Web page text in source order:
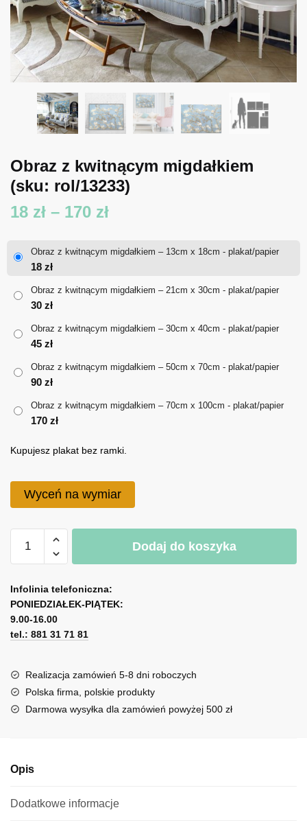
Obraz z kwitnącym migdałkiem
(sku: rol/13233)
18 zł – 170 złZakres
od
18 zł
Obraz z kwitnącym migdałkiem – 13cm x 18cm - plakat/papier
18 zł
Obraz z kwitnącym migdałkiem – 21cm x 30cm - plakat/papier
30 zł
Obraz z kwitnącym migdałkiem – 30cm x 40cm - plakat/papier
45 zł
Obraz z kwitnącym migdałkiem – 50cm x 70cm - plakat/papier
90 zł
Obraz z kwitnącym migdałkiem – 70cm x 100cm - plakat/papier
170 zł
Kupujesz plakat bez ramki.
Wyceń na wymiar
Obraz
kwitnącym
migdałkiem
Dodaj do koszyka
l
t
e
r
a
t
i
Infolinia telefoniczna:
PONIEDZIAŁEK-PIĄTEK:
9.00-16.00
tel.: 881 31 71 81
Realizacja zamówień 5-8 dni roboczych
Polska firma, polskie produkty
Darmowa wysyłka dla zamówień powyżej 500 zł
Opis
Dodatkowe informacje